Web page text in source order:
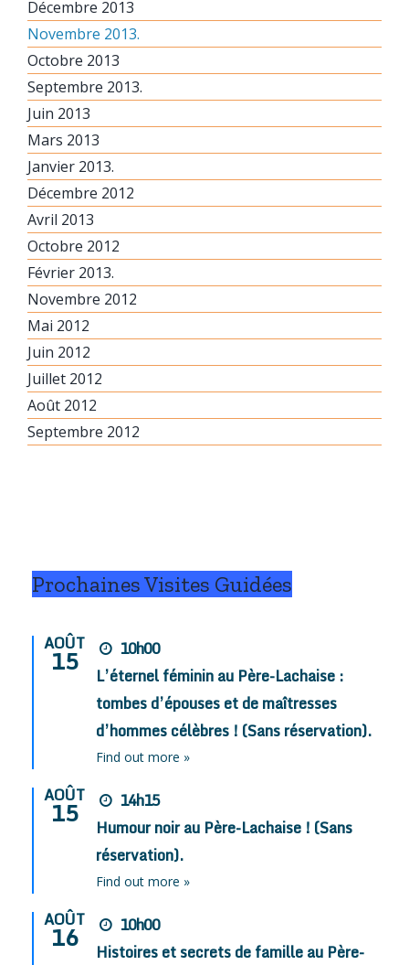
Décembre 2013
Novembre 2013.
Octobre 2013
Septembre 2013.
Juin 2013
Mars 2013
Janvier 2013.
Décembre 2012
Avril 2013
Octobre 2012
Février 2013.
Novembre 2012
Mai 2012
Juin 2012
Juillet 2012
Août 2012
Septembre 2012
Prochaines Visites Guidées
AOÛT
15
10h00
L’éternel féminin au Père-Lachaise :
tombes d’épouses et de maîtresses
d’hommes célèbres ! (Sans réservation).
Find out more »
AOÛT
15
14h15
Humour noir au Père-Lachaise ! (Sans
réservation).
Find out more »
AOÛT
16
10h00
Histoires et secrets de famille au Père-